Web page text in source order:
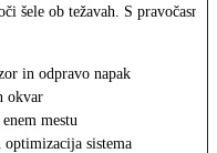
šele ob težavah. S pravočasno
in odpravo napak
okvar
mestu
optimizacija sistema